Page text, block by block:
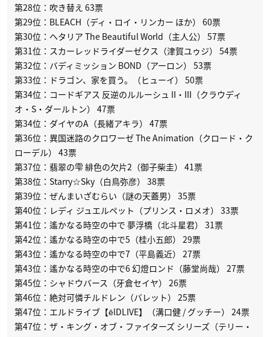
第28位：吹き替え 63票
第29位：BLEACH（ディ・ロイ・リンカー ほか） 60票
第30位：ヘタリア The Beautiful World（主人公） 57票
第31位：スカーレッドライダーゼクス（津賀ユゥジ） 54票
第32位：バディミッション BOND（アーロン） 53票
第33位：ドラゴン、家を買う。（ヒューイ） 50票
第34位：コードギアス 反逆のルルーシュ II・III（クラウディ
オ・S・ダールトン） 47票
第34位：ダイヤのA（長緒アキラ） 47票
第36位：異国迷路のクロワーゼ The Animation（クロード・ク
ローデル） 43票
第37位：翡翠の雫 緋色の欠片2（御子柴圭） 41票
第38位：Starry☆Sky（白鳥弥彦） 38票
第39位：ぜんまいざむらい（謎の天蓋男） 35票
第40位：レディ ジュエルペット（プリンス・ロメオ） 33票
第41位：遙かなる時空の中で 夢浮橋（北斗星君） 31票
第42位：遙かなる時空の中で5（桂小五郎） 29票
第43位：遙かなる時空の中で7（平島義近） 27票
第43位：遙かなる時空の中で6 幻燈ロンド（藤堂尚哉） 27票
第45位：シャドウバース（牙倉セイヤ） 26票
第46位：絶対可憐チルドレン（バレット） 25票
第47位：エルドライブ【ēlDLIVE】（溝口健 / グッチー） 24票
第47位：ザ・キング・オブ・ファイターズ シリーズ（テリー・